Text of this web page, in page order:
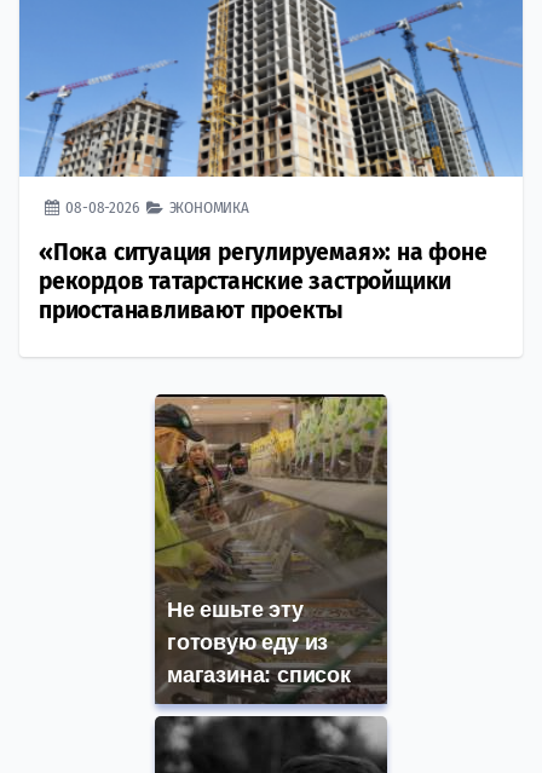
08-08-2026 ЭКОНОМИКА
«Пока ситуация регулируемая»: на фоне
рекордов татарстанские застройщики
приостанавливают проекты
Не ешьте эту
готовую еду из
магазина: список